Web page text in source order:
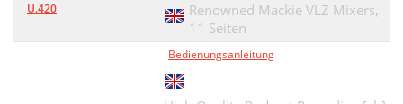
U.420
Renowned Mackie VLZ Mixers,
11 Seiten
Bedienungsanleitung